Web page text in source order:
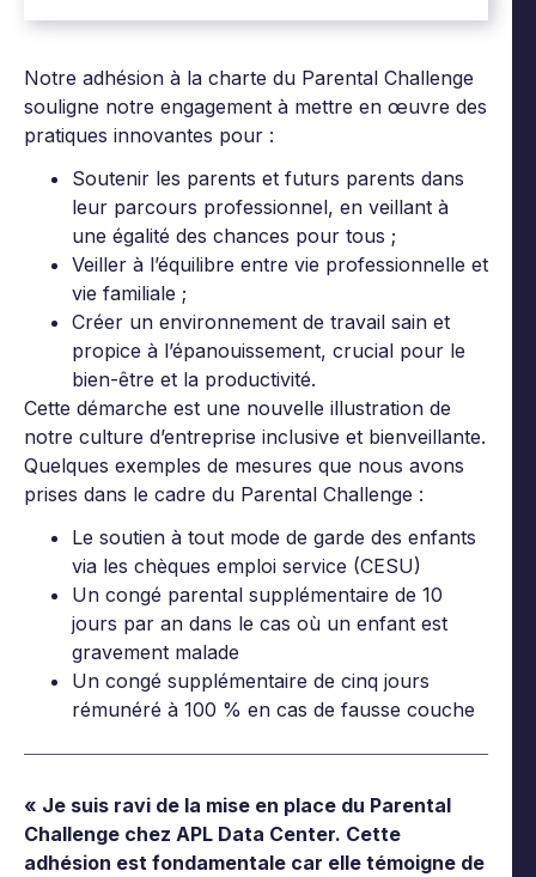
Notre adhésion à la charte du Parental Challenge
souligne notre engagement à mettre en œuvre des
pratiques innovantes pour :
Soutenir les parents et futurs parents dans
leur parcours professionnel, en veillant à
une égalité des chances pour tous ;
Veiller à l’équilibre entre vie professionnelle et
vie familiale ;
Créer un environnement de travail sain et
propice à l’épanouissement, crucial pour le
bien-être et la productivité.
Cette démarche est une nouvelle illustration de
notre culture d’entreprise inclusive et bienveillante.
Quelques exemples de mesures que nous avons
prises dans le cadre du Parental Challenge :
Le soutien à tout mode de garde des enfants
via les chèques emploi service (CESU)
Un congé parental supplémentaire de 10
jours par an dans le cas où un enfant est
gravement malade
Un congé supplémentaire de cinq jours
rémunéré à 100 % en cas de fausse couche
« Je suis ravi de la mise en place du Parental
Challenge chez APL Data Center. Cette
adhésion est fondamentale car elle témoigne de